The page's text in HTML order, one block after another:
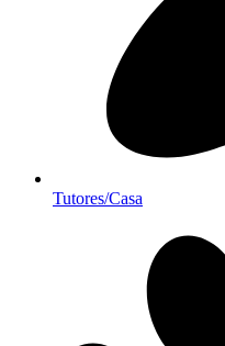
Tutores/Casa